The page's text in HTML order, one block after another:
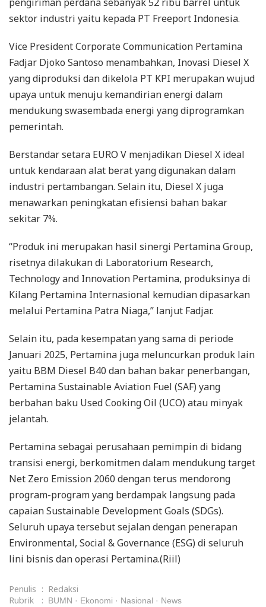
sektor industri yaitu kepada PT Freeport Indonesia.
Vice President Corporate Communication Pertamina
Fadjar Djoko Santoso menambahkan, Inovasi Diesel X
yang diproduksi dan dikelola PT KPI merupakan wujud
upaya untuk menuju kemandirian energi dalam
mendukung swasembada energi yang diprogramkan
pemerintah.
Berstandar setara EURO V menjadikan Diesel X ideal
untuk kendaraan alat berat yang digunakan dalam
industri pertambangan. Selain itu, Diesel X juga
menawarkan peningkatan efisiensi bahan bakar
sekitar 7%.
“Produk ini merupakan hasil sinergi Pertamina Group,
risetnya dilakukan di Laboratorium Research,
Technology and Innovation Pertamina, produksinya di
Kilang Pertamina Internasional kemudian dipasarkan
melalui Pertamina Patra Niaga,” lanjut Fadjar.
Selain itu, pada kesempatan yang sama di periode
Januari 2025, Pertamina juga meluncurkan produk lain
yaitu BBM Diesel B40 dan bahan bakar penerbangan,
Pertamina Sustainable Aviation Fuel (SAF) yang
berbahan baku Used Cooking Oil (UCO) atau minyak
jelantah.
Pertamina sebagai perusahaan pemimpin di bidang
transisi energi, berkomitmen dalam mendukung target
Net Zero Emission 2060 dengan terus mendorong
program-program yang berdampak langsung pada
capaian Sustainable Development Goals (SDGs).
Seluruh upaya tersebut sejalan dengan penerapan
Environmental, Social & Governance (ESG) di seluruh
lini bisnis dan operasi Pertamina.(Riil)
Penulis : Redaksi
Rubrik
: BUMN Ekonomi Nasional News